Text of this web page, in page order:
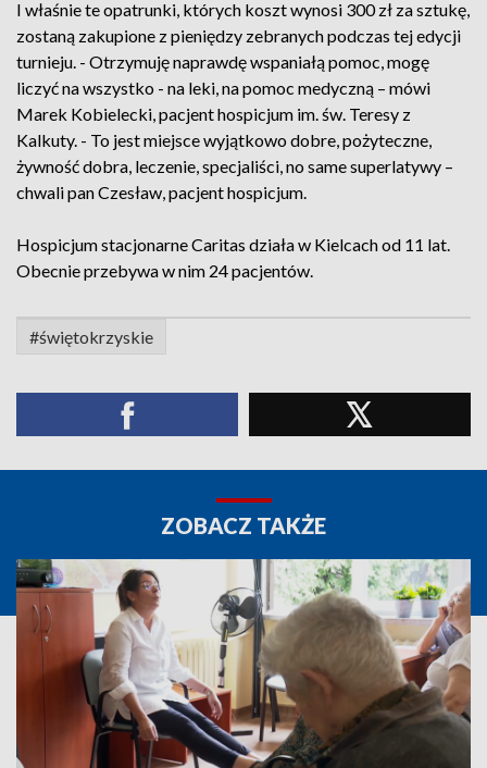
I właśnie te opatrunki, których koszt wynosi 300 zł za sztukę,
zostaną zakupione z pieniędzy zebranych podczas tej edycji
turnieju. - Otrzymuję naprawdę wspaniałą pomoc, mogę
liczyć na wszystko - na leki, na pomoc medyczną – mówi
Marek Kobielecki, pacjent hospicjum im. św. Teresy z
Kalkuty. - To jest miejsce wyjątkowo dobre, pożyteczne,
żywność dobra, leczenie, specjaliści, no same superlatywy –
chwali pan Czesław, pacjent hospicjum.
Hospicjum stacjonarne Caritas działa w Kielcach od 11 lat.
Obecnie przebywa w nim 24 pacjentów.
#świętokrzyskie
ZOBACZ TAKŻE